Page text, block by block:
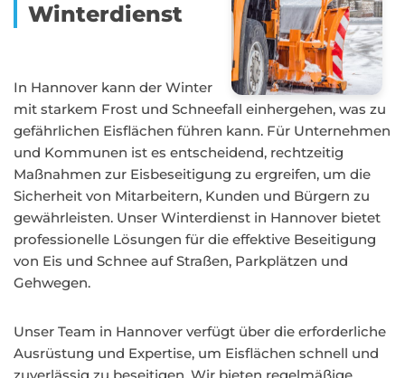
Winterdienst
In Hannover kann der Winter
mit starkem Frost und Schneefall einhergehen, was zu
gefährlichen Eisflächen führen kann. Für Unternehmen
und Kommunen ist es entscheidend, rechtzeitig
Maßnahmen zur Eisbeseitigung zu ergreifen, um die
Sicherheit von Mitarbeitern, Kunden und Bürgern zu
gewährleisten. Unser Winterdienst in Hannover bietet
professionelle Lösungen für die effektive Beseitigung
von Eis und Schnee auf Straßen, Parkplätzen und
Gehwegen.
Unser Team in Hannover verfügt über die erforderliche
Ausrüstung und Expertise, um Eisflächen schnell und